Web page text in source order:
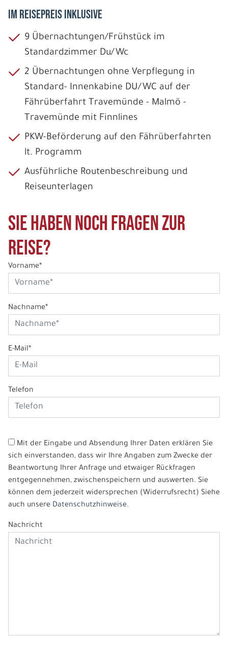
IM REISEPREIS INKLUSIVE
9 Übernachtungen/Frühstück im
Standardzimmer Du/Wc
2 Übernachtungen ohne Verpflegung in
Standard- Innenkabine DU/WC auf der
Fährüberfahrt Travemünde - Malmö -
Travemünde mit Finnlines
PKW-Beförderung auf den Fährüberfahrten
lt. Programm
Ausführliche Routenbeschreibung und
Reiseunterlagen
Sie haben noch Fragen zur
Reise?
Vorname*
Nachname*
E-Mail*
Telefon
Mit der Eingabe und Absendung Ihrer Daten erklären Sie
sich einverstanden, dass wir Ihre Angaben zum Zwecke der
Beantwortung Ihrer Anfrage und etwaiger Rückfragen
entgegennehmen, zwischenspeichern und auswerten. Sie
können dem jederzeit widersprechen (Widerrufsrecht) Siehe
auch unsere Datenschutzhinweise.
Nachricht